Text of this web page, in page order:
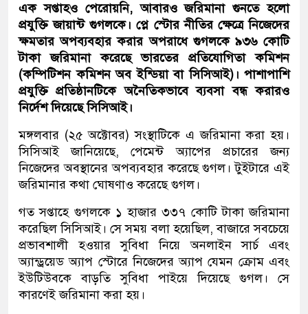
এক সপ্তাহও পেরোয়নি, আবারও জরিমানা গুনতে হলো
প্রযুক্তি জায়ান্ট গুগলকে। প্লে স্টোর নীতির ক্ষেত্রে নিজেদের
ক্ষমতার অপব্যবহার করার অপরাধে গুগলকে ৯৩৬ কোটি
টাকা জরিমানা করেছে ভারতের প্রতিযোগিতা কমিশন
(কম্পিটিশন কমিশন অব ইন্ডিয়া বা সিসিআই)। পাশাপাশি
প্রযুক্তি প্রতিষ্ঠানটিকে অনৈতিকভাবে ব্যবসা বন্ধ করারও
নির্দেশ দিয়েছে সিসিআই।
মঙ্গলবার (২৫ অক্টোবর) সংস্থাটিকে এ জরিমানা করা হয়।
সিসিআই জানিয়েছে, পেমেন্ট অ্যাপের প্রচারের জন্য
নিজেদের অবস্থানের অপব্যবহার করেছে গুগল। টুইটারে এই
জরিমানার কথা ঘোষণাও করেছে গুগল।
গত সপ্তাহে গুগলকে ১ হাজার ৩৩৭ কোটি টাকা জরিমানা
করেছিল সিসিআই। সে সময় বলা হয়েছিল, বাজারে সবচেয়ে
প্রভাবশালী হওয়ার সুবিধা নিয়ে অনলাইন সার্চ এবং
অ্যান্ড্রয়েড অ্যাপ স্টোরে নিজেদের অ্যাপ যেমন ক্রোম এবং
ইউটিউবকে বাড়তি সুবিধা পাইয়ে দিয়েছে গুগল। সে
কারণেই জরিমানা করা হয়।